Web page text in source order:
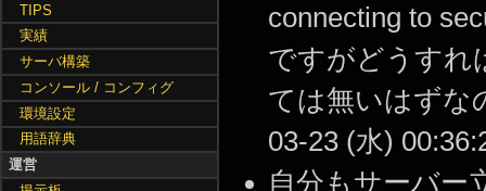
connecting to
ですがどうす
ては無いはずな
03-23 (水)
自分もサーバー
TIPS
実績
サーバ構築
コンソール / コンフィグ
環境設定
用語辞典
運営